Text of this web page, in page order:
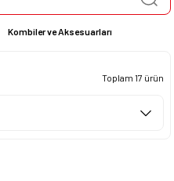
Kombiler ve Aksesuarları
Toplam 17 ürün